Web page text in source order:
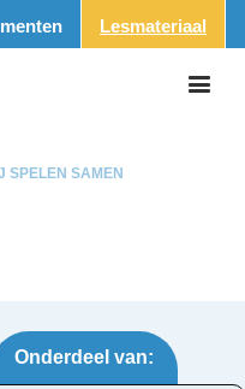
Lesmateriaal
SPELEN SAMEN
Onderdeel van: